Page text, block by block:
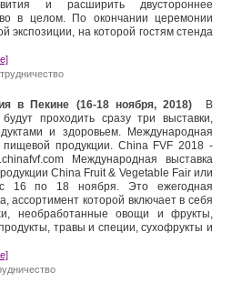
и расширить двустороннее
в целом. По окончании церемонии
экспозиции, на которой гостям стенда
в Пекине (16-18 ноября, 2018) В
проходить сразу три выставки,
и здоровьем. Международная
продукции. China FVF 2018 -
Международная выставка
China Fruit & Vegetable Fair или
16 по 18 ноября. Это ежегодная
ассортимент которой включает в себя
необработанные овощи и фрукты,
травы и специи, сухофрукты и